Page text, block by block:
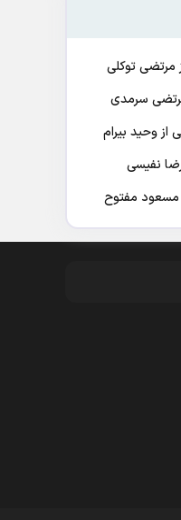
مرتضی توکلی
مرتضی سرمدی
از وحید بیرام
نفیسی
مسعود مفتوح